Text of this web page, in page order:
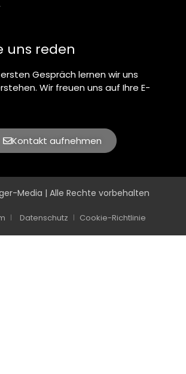
uns reden
Gespräch lernen wir uns
Wir freuen uns auf Ihre E-
Kontakt aufnehmen
Media | Alle Rechte vorbehalten
Datenschutz Cookie-Richtlinie